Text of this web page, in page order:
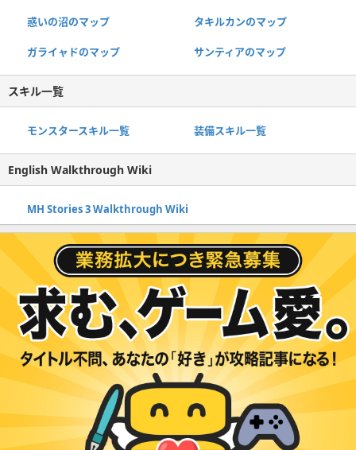
惑いの沼のマップ タキルカンのマップ
ガライャドのマップ サンティアのマップ
スキル一覧
モンスタースキル一覧 装備スキル一覧
English Walkthrough Wiki
MH Stories 3 Walkthrough Wiki